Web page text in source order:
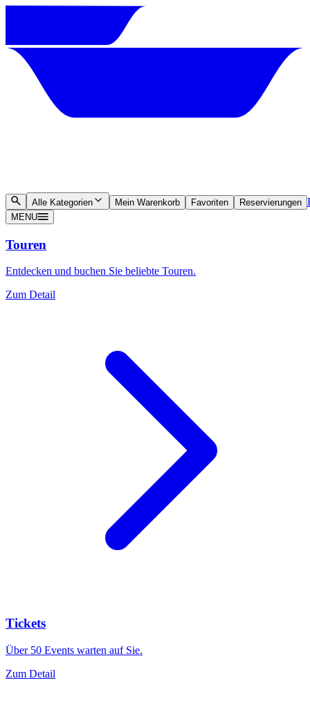
Alle Kategorien Mein Warenkorb Favoriten Reservierungen
MENU
Touren
Entdecken und buchen Sie beliebte Touren.
Zum Detail
Tickets
Über 50 Events warten auf Sie.
Zum Detail